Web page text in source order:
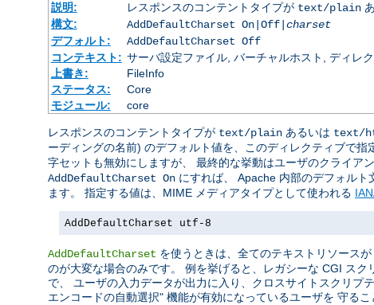
説明: レスポンスのコンテントタイプが text/plain
構文:
AddDefaultCharset On|Off| charset
デフォルト:
AddDefaultCharset Off
コンテキスト: サーバ設定ファイル, バーチャルホスト, ディレ
上書き:
FileInfo
ステータス:
Core
モジュール:
core
レスポンスのコンテントタイプが text/plain あるいは text/
ーディングの名前) のデフォルト値を、このディレクティブで指
字セットも無効にしますが、 最終的な挙動はユーザのクライア
AddDefaultCharset On にすれば、 Apache 内部のデフォルト
ます。 指定する値は、MIME メディアタイプとして使われる
AddDefaultCharset utf-8
AddDefaultCharset を使うときは、全てのテキストリソース
のが大変な場合のみです。 例を挙げると、レガシーな CGI ス
で、 ユーザの入力データが出力に入り、クロスサイトスクリプ
エンコードの自動選択" 機能が有効になっているユーザを 守る